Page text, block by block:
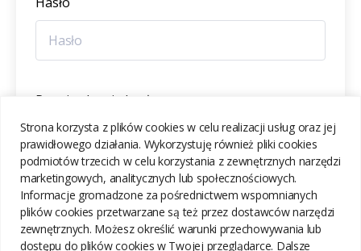
Strona korzysta z plików cookies w celu realizacji usług oraz jej
prawidłowego działania. Wykorzystuję również pliki cookies
podmiotów trzecich w celu korzystania z zewnętrznych narzędzi
marketingowych, analitycznych lub społecznościowych.
Informacje gromadzone za pośrednictwem wspomnianych
plików cookies przetwarzane są też przez dostawców narzędzi
zewnętrznych. Możesz określić warunki przechowywania lub
dostępu do plików cookies w Twojej przeglądarce. Dalsze
Potwierdzenie hasła
ZAREJESTRUJ SIĘ